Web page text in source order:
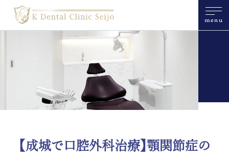
menu
【成城で口腔外科治療】顎関節症の